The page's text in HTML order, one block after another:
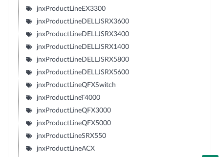
jnxProductLineEX3300
jnxProductLineDELLJSRX3600
jnxProductLineDELLJSRX3400
jnxProductLineDELLJSRX1400
jnxProductLineDELLJSRX5800
jnxProductLineDELLJSRX5600
jnxProductLineQFXSwitch
jnxProductLineT4000
jnxProductLineQFX3000
jnxProductLineQFX5000
jnxProductLineSRX550
jnxProductLineACX